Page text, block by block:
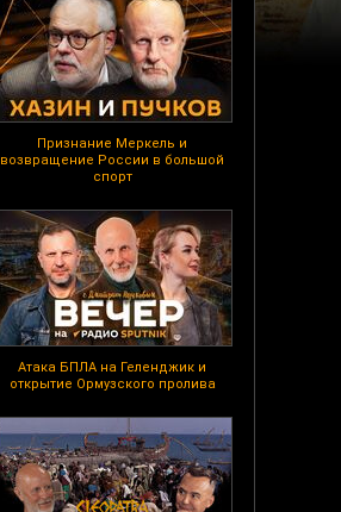
Признание Меркель и
возвращение России в большой
спорт
Атака БПЛА на Геленджик и
открытие Ормузского пролива